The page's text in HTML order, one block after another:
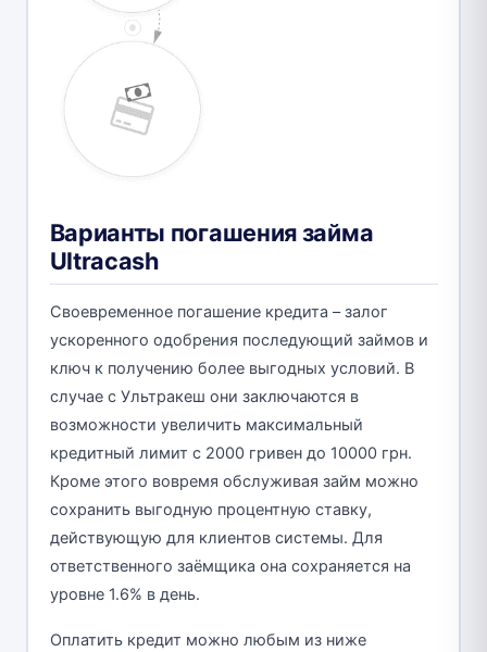
Варианты погашения займа
Ultracash
Своевременное погашение кредита – залог
ускоренного одобрения последующий займов и
ключ к получению более выгодных условий. В
случае с Ультракеш они заключаются в
возможности увеличить максимальный
кредитный лимит с 2000 гривен до 10000 грн.
Кроме этого вовремя обслуживая займ можно
сохранить выгодную процентную ставку,
действующую для клиентов системы. Для
ответственного заёмщика она сохраняется на
уровне 1.6% в день.
Оплатить кредит можно любым из ниже